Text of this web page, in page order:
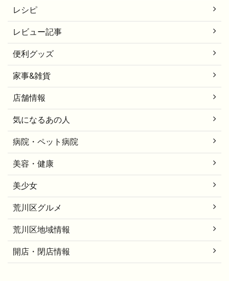
レシピ
レビュー記事
便利グッズ
家事&雑貨
店舗情報
気になるあの人
病院・ペット病院
美容・健康
美少女
荒川区グルメ
荒川区地域情報
開店・閉店情報